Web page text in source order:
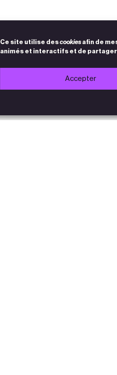
Ce site utilise descookies afin de
animés et interactifs et de
Accepter